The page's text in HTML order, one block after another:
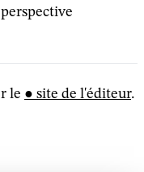
le site de l'éditeur.